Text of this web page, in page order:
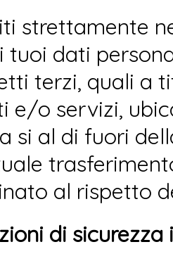
strettamente
tuoi dati
terzi, quali a
e/o servizi,
si al di fuori
al rispetto
di